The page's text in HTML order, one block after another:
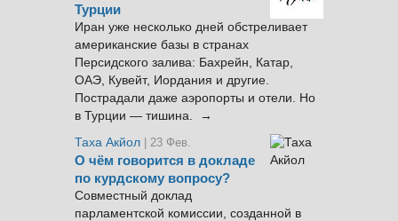
Турции
Иран уже несколько дней обстреливает
американские базы в странах
Персидского залива: Бахрейн, Катар,
ОАЭ, Кувейт, Иордания и другие.
Пострадали даже аэропорты и отели. Но
в Турции — тишина. →
Таха Акйол | 23 Фев.
О чём говорится в докладе
по курдскому вопросу?
Совместный доклад
парламентской комиссии, созданной в